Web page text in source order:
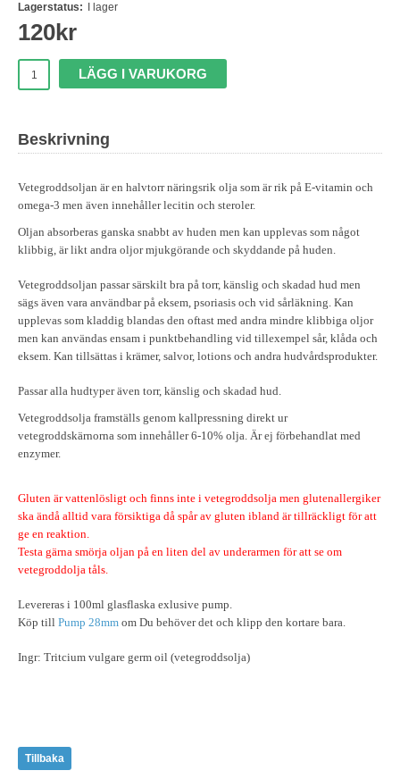
Lagerstatus: I lager
120kr
LÄGG I VARUKORG
Beskrivning
Vetegroddsoljan är en halvtorr näringsrik olja som är rik på E-vitamin och
omega-3 men även innehåller lecitin och steroler.
Oljan absorberas ganska snabbt av huden men kan upplevas som något
klibbig, är likt andra oljor mjukgörande och skyddande på huden.
Vetegroddsoljan passar särskilt bra på torr, känslig och skadad hud men
sägs även vara användbar på eksem, psoriasis och vid sårläkning. Kan
upplevas som kladdig blandas den oftast med andra mindre klibbiga oljor
men kan användas ensam i punktbehandling vid tillexempel sår, klåda och
eksem. Kan tillsättas i krämer, salvor, lotions och andra hudvårdsprodukter.
Passar alla hudtyper även torr, känslig och skadad hud.
Vetegroddsolja framställs genom kallpressning direkt ur
vetegroddskärnorna som innehåller 6-10% olja. Är ej förbehandlat med
enzymer.
Gluten är vattenlösligt och finns inte i vetegroddsolja men glutenallergiker
ska ändå alltid vara försiktiga då spår av gluten ibland är tillräckligt för att
ge en reaktion.
Testa gärna smörja oljan på en liten del av underarmen för att se om
vetegroddolja tåls.
Levereras i 100ml glasflaska exlusive pump.
Köp till Pump 28mm om Du behöver det och klipp den kortare bara.
Ingr: Tritcium vulgare germ oil (vetegroddsolja)
Tillbaka